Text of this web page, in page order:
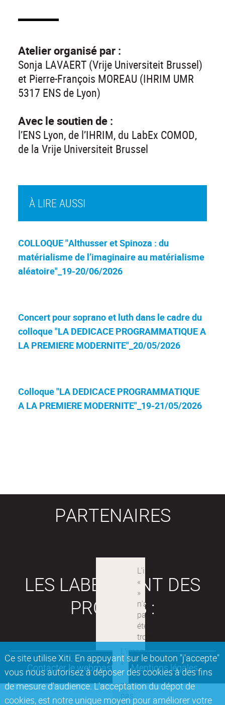
Ce site utilise Xiti. En appuyant sur le bouton "j'accepte"
vous nous autorisez à déposer des cookies à des fins
de mesure d'audience. L'acceptation du dépot de
cookies, est notre unique moyen pour améliorer votre
À LIRE AUSSI
COLLOQUE "Althusser et Spinoza : du
matérialisme de l’imaginaire au matérialisme
aléatoire"_19-20/06/2026
Concert pour soprano et luth dans le cadre du
colloque "LA DEDICACE PROGRAMMATIQUE A
LA PREMIERE MODERNITE"_20/05/2026
Colloque "LA DEDICACE PROGRAMMATIQUE
A LA PREMIERE MODERNITE"_19-21/05/2026
Atelier organisé par :
Sonja LAVAERT (Vrije Universiteit Brussel)
et Pierre-François MOREAU (IHRIM UMR
5317 ENS de Lyon)
Avec le soutien de :
l’ENS Lyon, de l’IHRIM, du LabEx COMOD,
de la Vrije Universiteit Brussel
PARTENAIRES
LES LABEX SONT DES
PROJETS :
Contacter le webmaster Mentions légales